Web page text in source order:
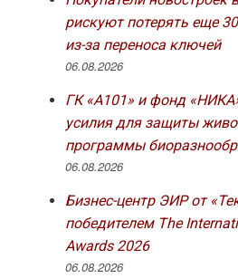
рискуют потерять еще
из-за переноса ключей
06.08.2026
ГК «А101» и фонд
усилия для защиты
программы
06.08.2026
Бизнес-центр ЭИР от
победителем The
Awards 2026
06.08.2026